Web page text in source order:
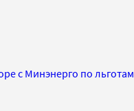
с Минэнерго по льготам